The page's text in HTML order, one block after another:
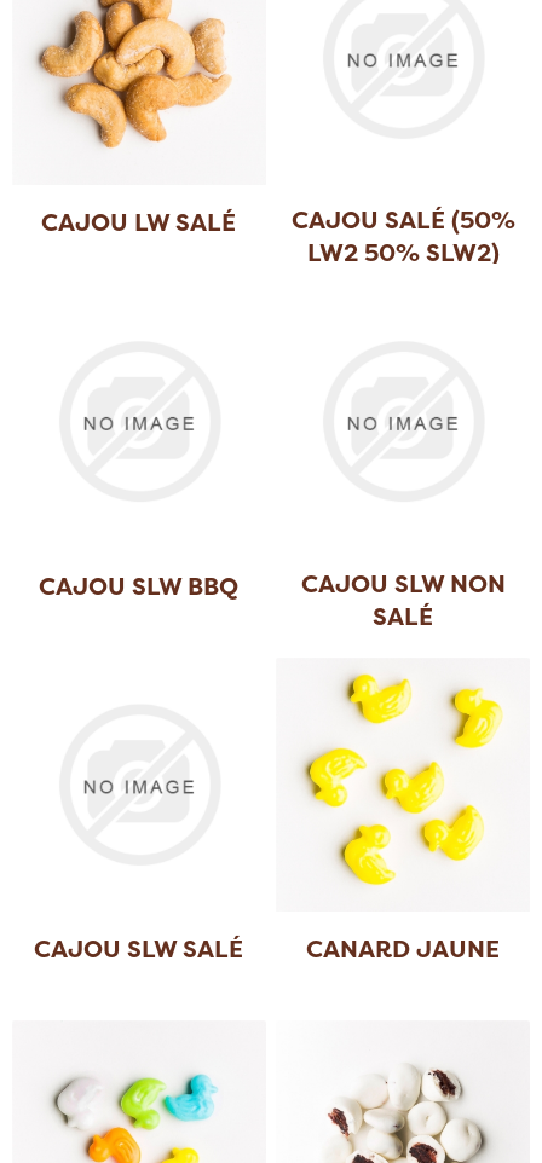
CAJOU LW SALÉ
CAJOU SALÉ (50%
LW2 50% SLW2)
CAJOU SLW BBQ
CAJOU SLW NON
SALÉ
CAJOU SLW SALÉ CANARD JAUNE